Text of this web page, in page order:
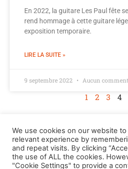
En 2022, la guitare Les Paul fête
rend hommage à cette guitare
exposition temporaire.
LIRE LA SUITE »
9 septembre 2022 Aucun
1 2 3 4
We use cookies on our website
relevant experience by
and repeat visits. By clicking
the use of ALL the cookies.
"Cookie Settings" to provide a